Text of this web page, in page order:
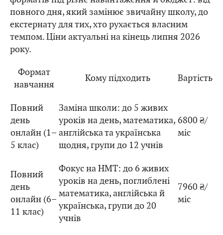
повного дня, який замінює звичайну школу, до
екстернату для тих, хто рухається власним
темпом. Ціни актуальні на кінець липня 2026
року.
Формат
навчання
Кому підходить Вартість
Повний
день
онлайн (1–
5 клас)
Заміна школи: до 5 живих
уроків на день, математика,
англійська та українська
щодня, групи до 12 учнів
6800 ₴/
міс
Повний
день
онлайн (6–
11 клас)
Фокус на НМТ: до 6 живих
уроків на день, поглиблені
математика, англійська й
українська, групи до 20
учнів
7960 ₴/
міс